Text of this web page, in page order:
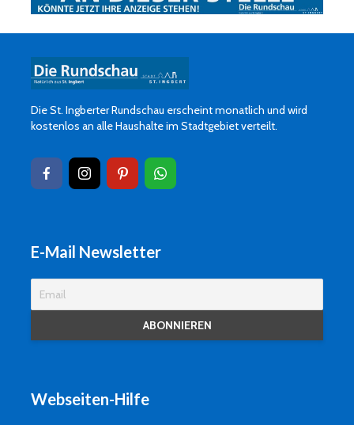
Die St. Ingberter Rundschau erscheint monatlich und wird
kostenlos an alle Haushalte im Stadtgebiet verteilt.
E-Mail Newsletter
Webseiten-Hilfe